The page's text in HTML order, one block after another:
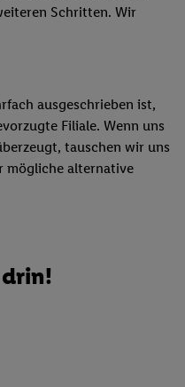
Schritten. Wir
ausgeschrieben ist,
Filiale. Wenn uns
tauschen wir uns
mögliche alternative